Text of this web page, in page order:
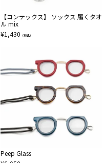
【コンテックス】 ソックス 履くタオ
ル mix
¥1,430 （税込）
Peep Glass